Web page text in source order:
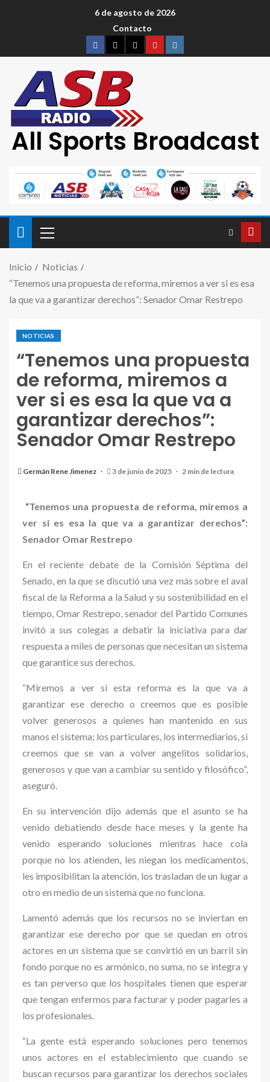
6 de agosto de 2026
Contacto
All Sports Broadcast
Inicio
Noticias
“Tenemos una propuesta de reforma, miremos a ver si es esa
la que va a garantizar derechos”: Senador Omar Restrepo
NOTICIAS
“Tenemos una propuesta
de reforma, miremos a
ver si es esa la que va a
garantizar derechos”:
Senador Omar Restrepo
Germán Rene Jimenez 3 de junio de 2025 2 min de lectura
“Tenemos una propuesta de reforma, miremos a
ver si es esa la que va a garantizar derechos”:
Senador Omar Restrepo
En el reciente debate de la Comisión Séptima del
Senado, en la que se discutió una vez más sobre el aval
fiscal de la Reforma a la Salud y su sostenibilidad en el
tiempo, Omar Restrepo, senador del Partido Comunes
invitó a sus colegas a debatir la iniciativa para dar
respuesta a miles de personas que necesitan un sistema
que garantice sus derechos.
“Miremos a ver si esta reforma es la que va a
garantizar ese derecho o creemos que es posible
volver generosos a quienes han mantenido en sus
manos el sistema; los particulares, los intermediarios, si
creemos que se van a volver angelitos solidarios,
generosos y que van a cambiar su sentido y filosófico”,
aseguró.
En su intervención dijo además que el asunto se ha
venido debatiendo desde hace meses y la gente ha
venido esperando soluciones mientras hace cola
porque no los atienden, les niegan los medicamentos,
les imposibilitan la atención, los trasladan de un lugar a
otro en medio de un sistema que no funciona.
Lamentó además que los recursos no se inviertan en
garantizar ese derecho por que se quedan en otros
actores en un sistema que se convirtió en un barril sin
fondo porque no es armónico, no suma, no se integra y
es tan perverso que los hospitales tienen que esperar
que tengan enfermos para facturar y poder pagarles a
los profesionales.
“La gente está esperando soluciones pero tenemos
unos actores en el establecimiento que cuando se
buscan recursos para garantizar los derechos sociales